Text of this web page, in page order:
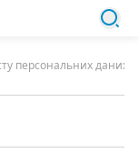
персональних даних